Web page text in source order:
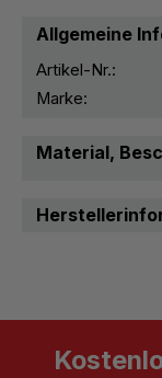
Allgemeine
Artikel-Nr.:
Marke:
Material,